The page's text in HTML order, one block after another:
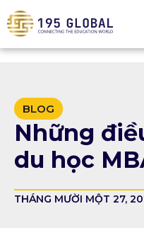
BLOG
Những
du học
THÁNG MƯỜI MỘT 27,